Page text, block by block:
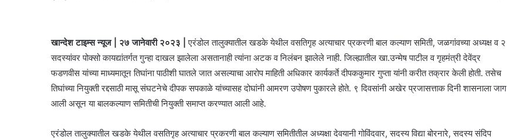
खान्देश टाइम्स न्यूज | २७ जानेवारी २०२३ |
एरंडोल तालुक्यातील खडके येथील वसतिगृह अत्याचार प्रकरणी बाल कल्याण समिती, जळगांवच्या अध्यक्ष व २
सदस्यांवर पोक्सो कायद्यांतर्गत गुन्हा दाखल झालेला असतानाही त्यांना अटक व निलंबन झालेले नाही. जिल्ह्यातील खा.उन्मेष पाटील व गृहमंत्री देवेंद्र
फडणवीस यांच्या माध्यमातून तिघांना पाठीशी घातले जात असल्याचा आरोप माहिती अधिकार कार्यकर्ते दीपककुमार गुप्ता यांनी करीत तक्रार केली होती. तसेच
तिघांच्या नियुक्ती रद्दसाठी मासू संघटनेचे दीपक सपकाळे यांच्यासह दोघांनी आमरण उपोषण पुकारले होते. ९ दिवसांनी अखेर प्रजासत्ताक दिनी शासनाला जाग
आली असून या बालकल्याण समितीची नियुक्ती समाप्त करण्यात आली आहे.
एरंडोल तालुक्यातील खडके येथील वसतिगृह अत्याचार प्रकरणी बाल कल्याण समितीतील अध्यक्षा देवयानी गोविंदवार, सदस्य विद्या बोरनारे, सदस्य संदिप